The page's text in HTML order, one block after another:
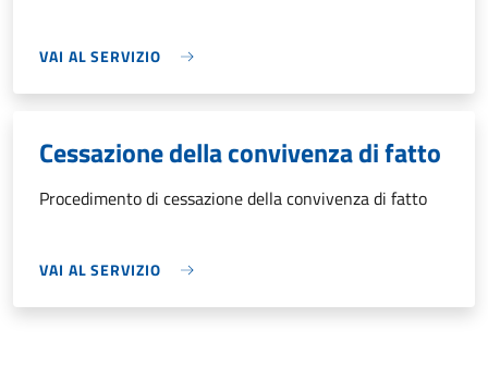
VAI AL SERVIZIO
Cessazione della convivenza di fatto
Procedimento di cessazione della convivenza di fatto
VAI AL SERVIZIO